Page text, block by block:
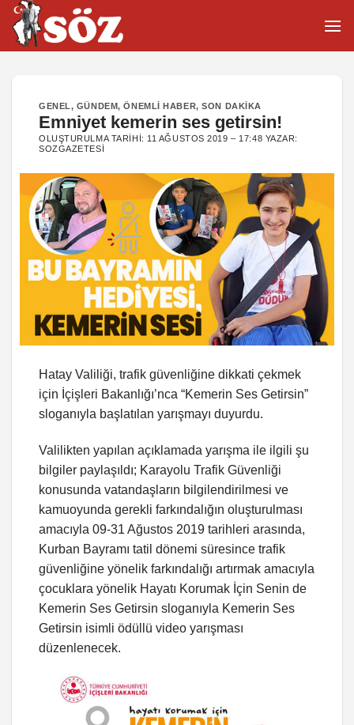
İçeriğe
atla
GENEL, GÜNDEM,ÖNEMLI HABER,SON DAKIKA
Emniyet kemerin ses getirsin!
OLUŞTURULMA TARIHI: 11 AĞUSTOS 2019 – 17:48 YAZAR:
SOZGAZETESI
Hatay Valiliği, trafik güvenliğine dikkati çekmek
için İçişleri Bakanlığı’nca “Kemerin Ses Getirsin”
sloganıyla başlatılan yarışmayı duyurdu.
Valilikten yapılan açıklamada yarışma ile ilgili şu
bilgiler paylaşıldı; Karayolu Trafik Güvenliği
konusunda vatandaşların bilgilendirilmesi ve
kamuoyunda gerekli farkındalığın oluşturulması
amacıyla 09-31 Ağustos 2019 tarihleri arasında,
Kurban Bayramı tatil dönemi süresince trafik
güvenliğine yönelik farkındalığı artırmak amacıyla
çocuklara yönelik Hayatı Korumak İçin Senin de
Kemerin Ses Getirsin sloganıyla Kemerin Ses
Getirsin isimli ödüllü video yarışması
düzenlenecek.